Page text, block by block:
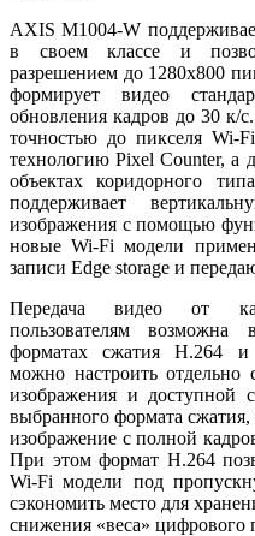
AXIS M1004-W
в своем классе и
разрешением до 1280х800
формирует видео
обновления кадров до 30 к/
точностью до пикселя Wi-
технологию Pixel Counter, а
объектах коридорного
поддерживает
изображения с помощью
новые Wi-Fi модели
записи Edge storage и
Передача видео от
пользователям
форматах сжатия H.264
можно настроить отдельно
изображения и доступной
выбранного формата
изображение с полной
При этом формат H.264
Wi-Fi модели под
сэкономить место для
снижения «веса» цифрового